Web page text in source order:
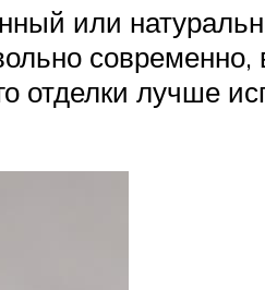
или
современно,
отделки лучше